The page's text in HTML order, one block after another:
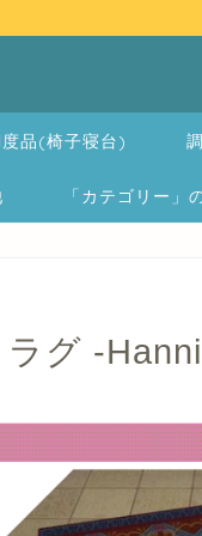
品(椅子寝台)
「カテゴリー
ラグ -